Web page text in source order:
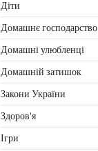
Діти
Домашнє господарство
Домашні улюбленці
Домашній затишок
Закони України
Здоров'я
Ігри